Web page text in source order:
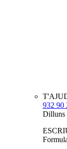
932 90
Dilluns